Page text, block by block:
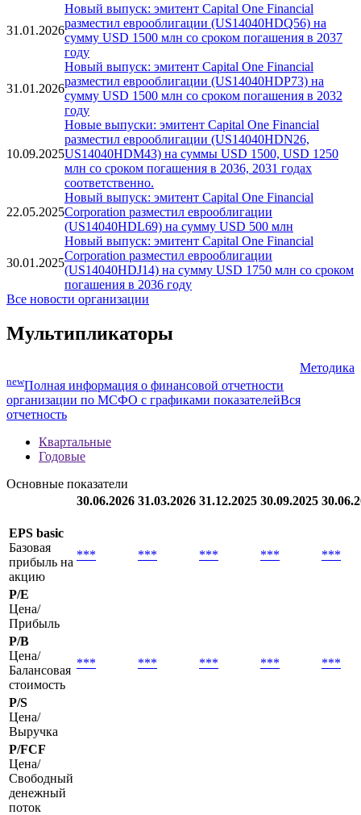
31.01.2026
Новый выпуск: эмитент Capital One Financial
разместил еврооблигации (US14040HDQ56) на
сумму USD 1500 млн со сроком погашения в 2037
году
31.01.2026
Новый выпуск: эмитент Capital One Financial
разместил еврооблигации (US14040HDP73) на
сумму USD 1500 млн со сроком погашения в 2032
году
10.09.2025
Новые выпуски: эмитент Capital One Financial
разместил еврооблигации (US14040HDN26,
US14040HDM43) на суммы USD 1500, USD 1250
млн со сроком погашения в 2036, 2031 годах
соответственно.
22.05.2025
Новый выпуск: эмитент Capital One Financial
Corporation разместил еврооблигации
(US14040HDL69) на сумму USD 500 млн
30.01.2025
Новый выпуск: эмитент Capital One Financial
Corporation разместил еврооблигации
(US14040HDJ14) на сумму USD 1750 млн со сроком
погашения в 2036 году
Все новости организации
Мультипликаторы
Методика
newПолная информация о финансовой отчетности
организации по МСФО с графиками показателейВся
отчетность
Квартальные
Годовые
Основные показатели
30.06.2026 31.03.2026 31.12.2025 30.09.2025
EPS basic
Базовая
прибыль на
акцию
*** *** *** *** ***
P/E
Цена/
Прибыль
P/B
Цена/
Балансовая
стоимость
*** *** *** *** ***
P/S
Цена/
Выручка
P/FCF
Цена/
Свободный
денежный
поток